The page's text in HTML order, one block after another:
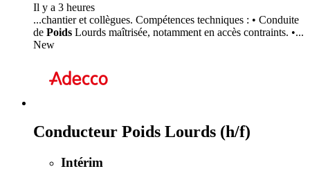
Il y a 3 heures
...chantier et collègues. Compétences techniques : • Conduite
de Poids Lourds maîtrisée, notamment en accès contraints. •...
New
Conducteur Poids Lourds (h/f)
Intérim